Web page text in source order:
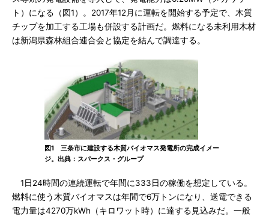
ト）になる（図1）。2017年12月に運転を開始する予定で、木質
チップを加工する工場も併設する計画だ。燃料になる未利用木材
は新潟県森林組合連合会と協定を結んで調達する。
図1 三条市に建設する木質バイオマス発電所の完成イメー
ジ。出典：スパークス・グループ
1日24時間の連続運転で年間に333日の稼働を想定している。
燃料に使う木質バイオマスは年間で6万トンになり、送電できる
電力量は4270万kWh（キロワット時）に達する見込みだ。一般